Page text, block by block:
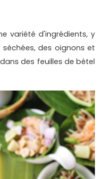
variété d'ingrédients, y
des oignons et
des feuilles de bétel